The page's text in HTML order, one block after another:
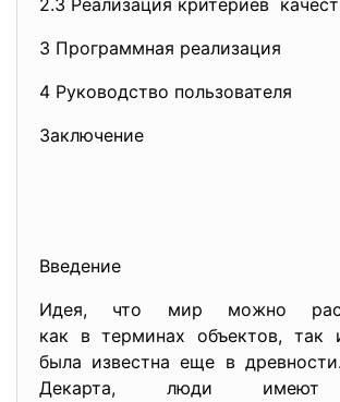
2.3 Реализация критериев
3 Программная реализация
4 Руководство пользователя
Заключение
Введение
Идея, что мир можно
как в терминах объектов,
была известна еще в
Декарта, люди имеют